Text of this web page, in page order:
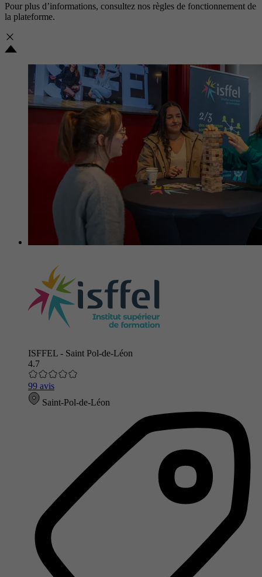
Pour plus d’informations, consultez nos règles de fonctionnement de
la plateforme.
ISFFEL - Saint Pol-de-Léon
4.7
99 avis
Saint-Pol-de-Léon